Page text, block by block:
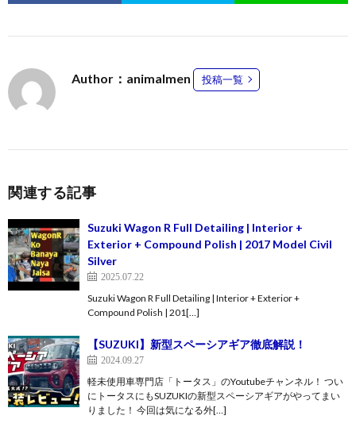
Author：animalmen 投稿一覧
関連する記事
Suzuki Wagon R Full Detailing | Interior +
Exterior + Compound Polish | 2017 Model Civil
Silver
2025.07.22
Suzuki Wagon R Full Detailing | Interior + Exterior +
Compound Polish | 201[…]
【SUZUKI】新型スペーシアギア徹底解説！
2024.09.27
軽未使用車専門店「トータス」のYoutubeチャンネル！ つい
にトータスにもSUZUKIの新型スペーシアギアがやってまい
りました！ 今回は気になる外[…]